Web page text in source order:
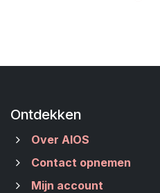
Ontdekken
Over AIOS
Contact opnemen
Mijn account